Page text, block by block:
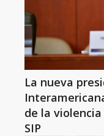
La nueva
de la
SIP